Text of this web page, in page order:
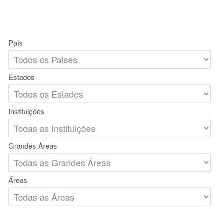
País
Estados
Instituições
Grandes Áreas
Áreas